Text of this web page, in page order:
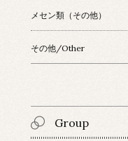
メセン類（その他）
その他/Other
Group